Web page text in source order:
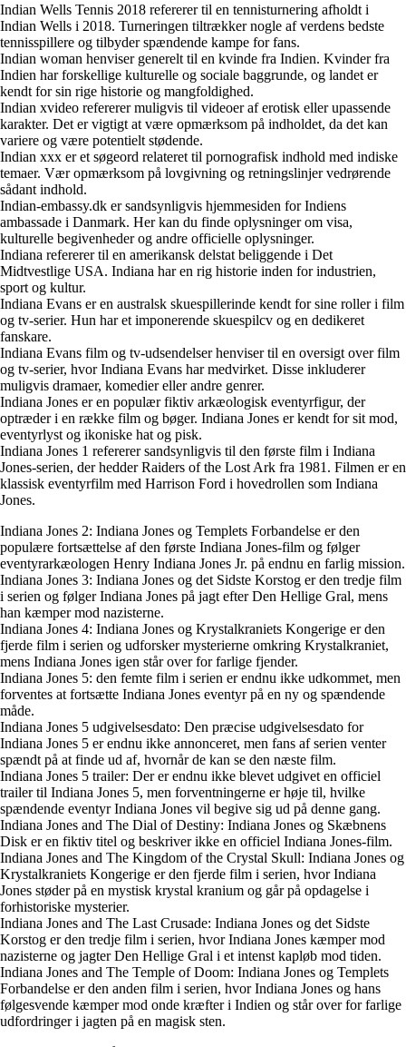
Indian Wells Tennis 2018 refererer til en tennisturnering afholdt i
Indian Wells i 2018. Turneringen tiltrækker nogle af verdens bedste
tennisspillere og tilbyder spændende kampe for fans.
Indian woman henviser generelt til en kvinde fra Indien. Kvinder fra
Indien har forskellige kulturelle og sociale baggrunde, og landet er
kendt for sin rige historie og mangfoldighed.
Indian xvideo refererer muligvis til videoer af erotisk eller upassende
karakter. Det er vigtigt at være opmærksom på indholdet, da det kan
variere og være potentielt stødende.
Indian xxx er et søgeord relateret til pornografisk indhold med indiske
temaer. Vær opmærksom på lovgivning og retningslinjer vedrørende
sådant indhold.
Indian-embassy.dk er sandsynligvis hjemmesiden for Indiens
ambassade i Danmark. Her kan du finde oplysninger om visa,
kulturelle begivenheder og andre officielle oplysninger.
Indiana refererer til en amerikansk delstat beliggende i Det
Midtvestlige USA. Indiana har en rig historie inden for industrien,
sport og kultur.
Indiana Evans er en australsk skuespillerinde kendt for sine roller i film
og tv-serier. Hun har et imponerende skuespilcv og en dedikeret
fanskare.
Indiana Evans film og tv-udsendelser henviser til en oversigt over film
og tv-serier, hvor Indiana Evans har medvirket. Disse inkluderer
muligvis dramaer, komedier eller andre genrer.
Indiana Jones er en populær fiktiv arkæologisk eventyrfigur, der
optræder i en række film og bøger. Indiana Jones er kendt for sit mod,
eventyrlyst og ikoniske hat og pisk.
Indiana Jones 1 refererer sandsynligvis til den første film i Indiana
Jones-serien, der hedder Raiders of the Lost Ark fra 1981. Filmen er en
klassisk eventyrfilm med Harrison Ford i hovedrollen som Indiana
Jones.
Indiana Jones 2: Indiana Jones og Templets Forbandelse er den
populære fortsættelse af den første Indiana Jones-film og følger
eventyrarkæologen Henry Indiana Jones Jr. på endnu en farlig mission.
Indiana Jones 3: Indiana Jones og det Sidste Korstog er den tredje film
i serien og følger Indiana Jones på jagt efter Den Hellige Gral, mens
han kæmper mod nazisterne.
Indiana Jones 4: Indiana Jones og Krystalkraniets Kongerige er den
fjerde film i serien og udforsker mysterierne omkring Krystalkraniet,
mens Indiana Jones igen står over for farlige fjender.
Indiana Jones 5: den femte film i serien er endnu ikke udkommet, men
forventes at fortsætte Indiana Jones eventyr på en ny og spændende
måde.
Indiana Jones 5 udgivelsesdato: Den præcise udgivelsesdato for
Indiana Jones 5 er endnu ikke annonceret, men fans af serien venter
spændt på at finde ud af, hvornår de kan se den næste film.
Indiana Jones 5 trailer: Der er endnu ikke blevet udgivet en officiel
trailer til Indiana Jones 5, men forventningerne er høje til, hvilke
spændende eventyr Indiana Jones vil begive sig ud på denne gang.
Indiana Jones and The Dial of Destiny: Indiana Jones og Skæbnens
Disk er en fiktiv titel og beskriver ikke en officiel Indiana Jones-film.
Indiana Jones and The Kingdom of the Crystal Skull: Indiana Jones og
Krystalkraniets Kongerige er den fjerde film i serien, hvor Indiana
Jones støder på en mystisk krystal kranium og går på opdagelse i
forhistoriske mysterier.
Indiana Jones and The Last Crusade: Indiana Jones og det Sidste
Korstog er den tredje film i serien, hvor Indiana Jones kæmper mod
nazisterne og jagter Den Hellige Gral i et intenst kapløb mod tiden.
Indiana Jones and The Temple of Doom: Indiana Jones og Templets
Forbandelse er den anden film i serien, hvor Indiana Jones og hans
følgesvende kæmper mod onde kræfter i Indien og står over for farlige
udfordringer i jagten på en magisk sten.